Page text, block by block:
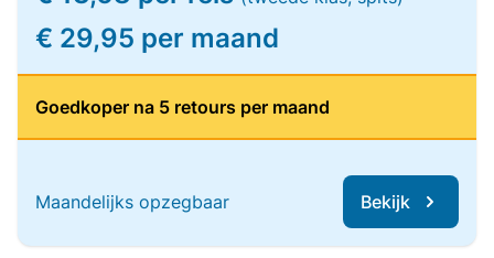
€ 29,95 per maand
Goedkoper na 5 retours per maand
Maandelijks opzegbaar Bekijk